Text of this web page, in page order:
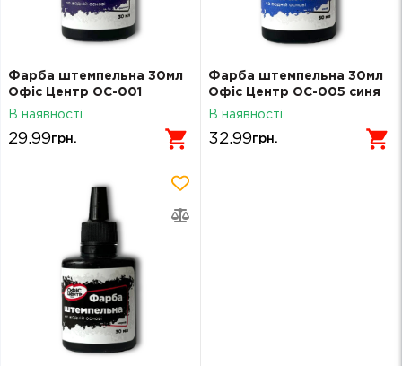
Фарба штемпельна 30мл
Офіс Центр ОС-001
фіолетова
В наявності
29.99грн.
Фарба штемпельна 30мл
Офіс Центр ОС-005 синя
В наявності
32.99грн.